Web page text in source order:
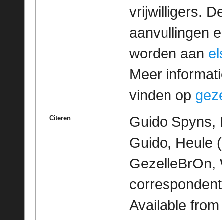
vrijwilligers.
aanvullingen
worden aan
Meer
vinden op
Citeren
Guido Spyns,
Guido, Heule
GezelleBrOn,
Available